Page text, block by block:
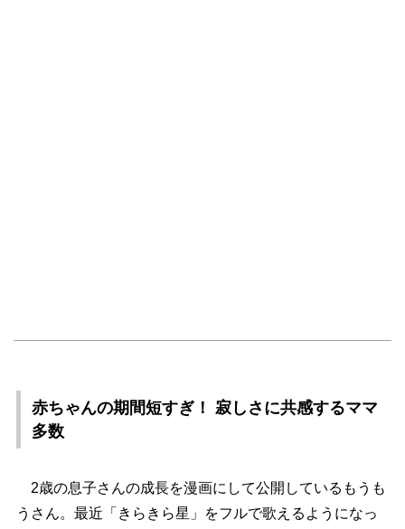
赤ちゃんの期間短すぎ！ 寂しさに共感するママ
多数
2歳の息子さんの成長を漫画にして公開しているもうも
うさん。最近「きらきら星」をフルで歌えるようになっ